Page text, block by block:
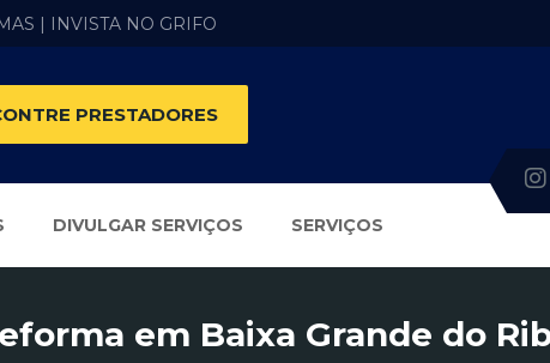
| INVISTA NO GRIFO
PRESTADORES
DIVULGAR SERVIÇOS SERVIÇOS
em Baixa Grande do